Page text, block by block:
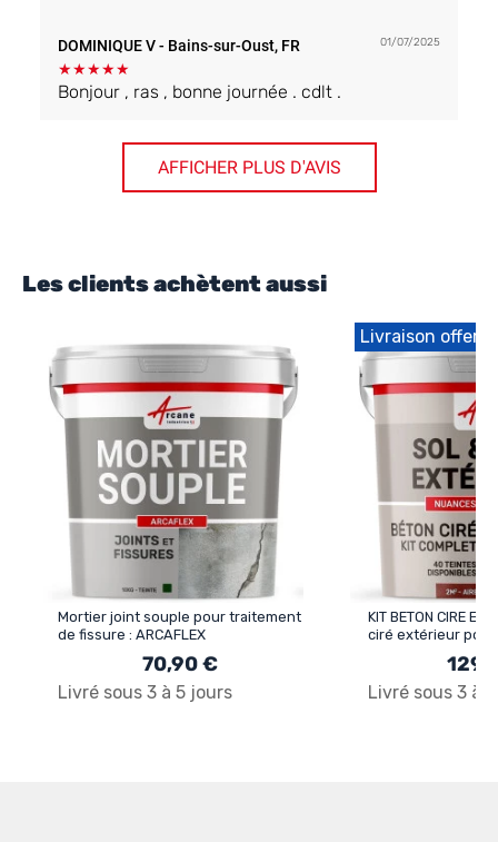
DOMINIQUE V- Bains-sur-Oust, FR 01/07/2025
★★★★★
Bonjour , ras , bonne journée . cdlt .
AFFICHER PLUS D'AVIS
Les clients achètent aussi
Mortier joint souple pour traitement
de fissure : ARCAFLEX
70,90 €
Livré sous 3 à 5 jours
Livraison offerte
KIT BETON CIRE
ciré extérieur pour
terrasse, balcon,
Livré sous 3 à